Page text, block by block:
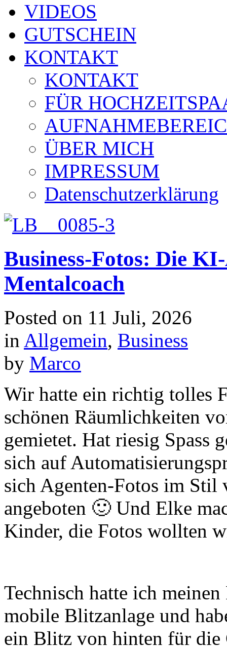
VIDEOS
GUTSCHEIN
KONTAKT
KONTAKT
FÜR
ÜBER MICH
IMPRESSUM
Datenschutzerklärung
Business-Fotos: Die
Mentalcoach
Posted on 11 Juli, 2026
in Allgemein, Business
by Marco
Wir hatte ein richtig tolles
schönen Räumlichkeiten
gemietet. Hat riesig Spass
sich auf
sich Agenten-Fotos im
angeboten 🙂 Und Elke
Kinder, die Fotos wollten
Technisch hatte ich
mobile Blitzanlage und
ein Blitz von hinten für